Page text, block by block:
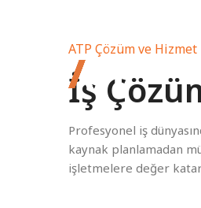
ATP Çözüm ve
İş
Profesyonel iş
kaynak planlamadan
işletmelere değer